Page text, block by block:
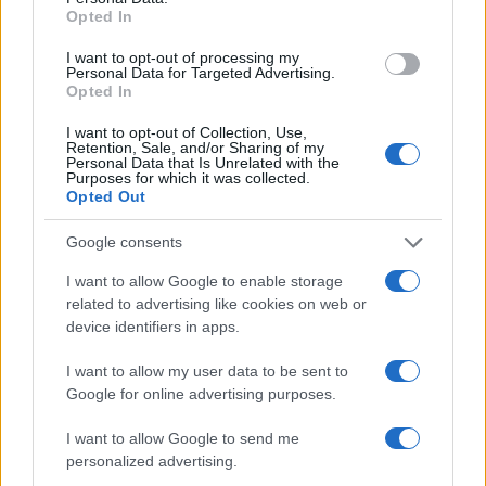
Opted In
I want to opt-out of processing my
Personal Data for Targeted Advertising.
Opted In
I want to opt-out of Collection, Use,
Retention, Sale, and/or Sharing of my
Personal Data that Is Unrelated with the
Purposes for which it was collected.
Opted Out
Google consents
I want to allow Google to enable storage
related to advertising like cookies on web or
device identifiers in apps.
I want to allow my user data to be sent to
Google for online advertising purposes.
I want to allow Google to send me
personalized advertising.
Απίστευτο κι όμως αληθινό -
αγγειοχειρουργού του νοσοκομείου
Χανίων επειδή κλάπηκε το μηχανάκι του
γιατρού
Αθλητικά:
Περισσότερα άρθρα